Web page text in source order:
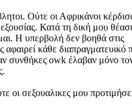
Ούτε οι Αφρικάνοι
εξουσίας. Κατά τη δική μου
Η υπερβολή δεν βοηθά στις
κάθε διαπραγματευικό
συνθήκες owk έλαβαν μόνο
οι σεξουαλικες μου